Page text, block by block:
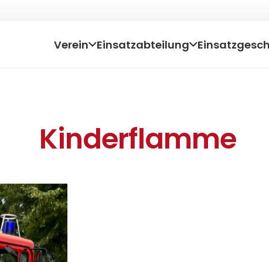
Verein Einsatzabteilung
Kinderflamme